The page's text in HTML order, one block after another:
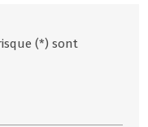
(*) sont